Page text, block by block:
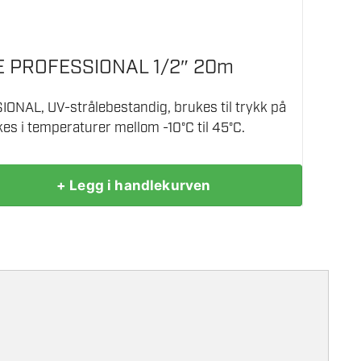
PROFESSIONAL 1/2″ 20m
UV-strålebestandig, brukes til trykk på
i temperaturer mellom -10°C til 45°C.
+ Legg i handlekurven